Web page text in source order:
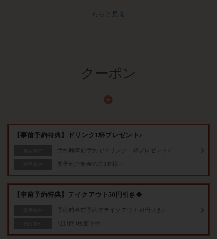
もっと見る
クーポン
【事前予約特典】ドリンク1杯プレゼント♪
予約時事前予約でドリンク一杯プレゼント♪
要予約ご飲食の方1名様～
【事前予約特典】テイクアウト50円引き◆
予約時事前予約でテイクアウト50円引き♪
1組1回1枚要予約